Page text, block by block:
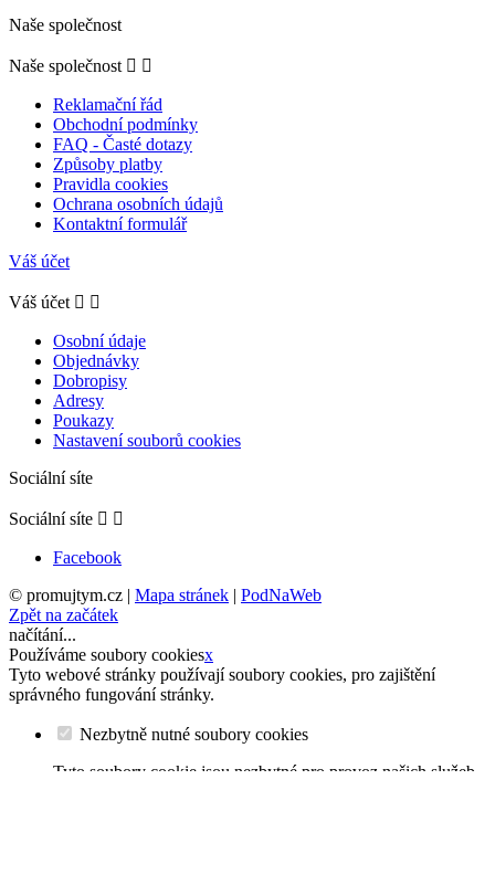
Naše společnost
Naše společnost  
Reklamační řád
Obchodní podmínky
FAQ - Časté dotazy
Způsoby platby
Pravidla cookies
Ochrana osobních údajů
Kontaktní formulář
Váš účet
Váš účet  
Osobní údaje
Objednávky
Dobropisy
Adresy
Poukazy
Nastavení souborů cookies
Sociální síte
Sociální síte  
Facebook
© promujtym.cz | Mapa stránek | PodNaWeb
Zpět na začátek
načítání...
Používáme soubory cookiesx
Tyto webové stránky používají soubory cookies, pro zajištění
správného fungování stránky.
Nezbytně nutné soubory cookies
Tyto soubory cookie jsou nezbytné pro provoz našich služeb